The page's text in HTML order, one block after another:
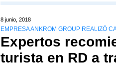
8 junio, 2018
EMPRESA ANKROM GROUP REALIZÓ
Expertos
turista en RD a